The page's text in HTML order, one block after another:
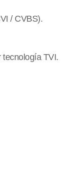
/ CVBS).
tecnología TVI.